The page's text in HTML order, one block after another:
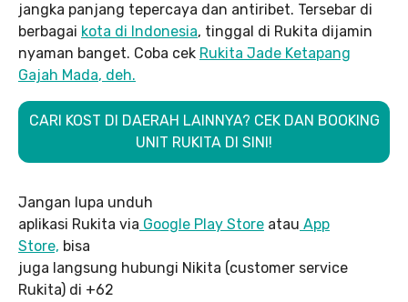
jangka panjang tepercaya dan antiribet. Tersebar di
berbagai kota di Indonesia, tinggal di Rukita dijamin
nyaman banget. Coba cek Rukita Jade Ketapang
Gajah Mada, deh.
CARI KOST DI DAERAH LAINNYA? CEK DAN BOOKING
UNIT RUKITA DI SINI!
Jangan lupa unduh
aplikasi Rukita via Google Play Store atau App
Store, bisa
juga langsung hubungi Nikita (customer service
Rukita) di +62